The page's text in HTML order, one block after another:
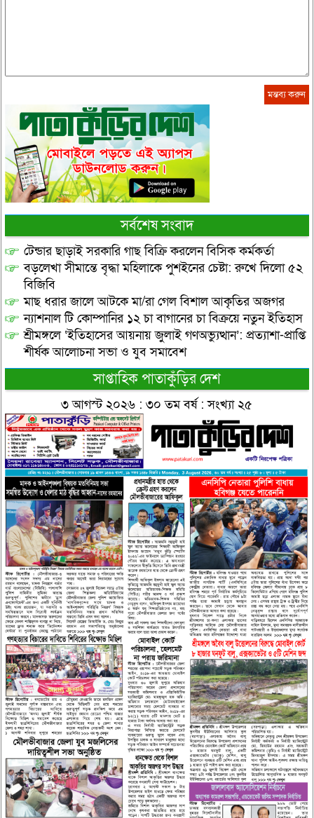
সর্বশেষ সংবাদ
টেন্ডার ছাড়াই সরকারি গাছ বিক্রি করলেন বিসিক কর্মকর্তা
বড়লেখা সীমান্তে বৃদ্ধা মহিলাকে পুশইনের চেষ্টা: রুখে দিলো ৫২
বিজিবি
মাছ ধরার জালে আটকে মা/রা গেল বিশাল আকৃতির অজগর
ন্যাশনাল টি কোম্পানির ১২ চা বাগানের চা বিক্রয়ে নতুন ইতিহাস
শ্রীমঙ্গলে ‘ইতিহাসের আয়নায় জুলাই গণঅভ্যুত্থান’: প্রত্যাশা-প্রাপ্তি
শীর্ষক আলোচনা সভা ও যুব সমাবেশ
সাপ্তাহিক পাতাকুঁড়ির দেশ
৩ আগস্ট ২০২৬ : ৩০ তম বর্ষ : সংখ্যা ২৫